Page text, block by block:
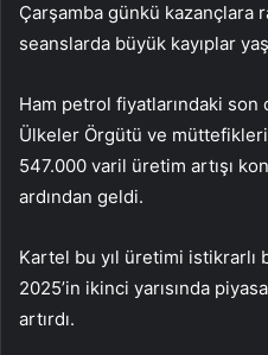
Çarşamba günkü kazançlara
seanslarda büyük kayıplar
Ham petrol fiyatlarındaki
Ülkeler Örgütü ve
547.000 varil üretim artışı
ardından geldi.
Kartel bu yıl üretimi istikrarlı
2025’in ikinci yarısında
artırdı.